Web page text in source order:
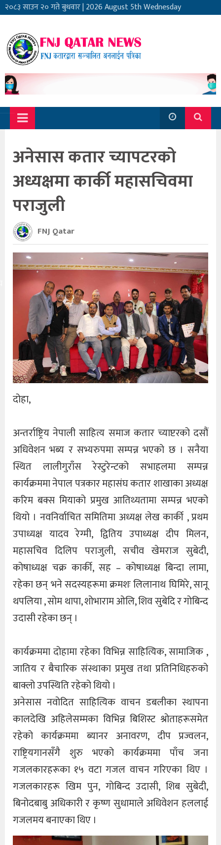
२०८३ साउन २० गते बुधवार|2026 August 5th Wednesday
अनेसास कतार च्यापटरको
अध्यक्षमा कार्की महासचिवमा
पराजुली
FNJ Qatar
दोहा,
अन्तर्राष्ट्रिय नेपाली साहित्य समाज कतार च्याप्टरको दसौं
अधिवेशन भब्य र सभ्यरुपमा सम्पन्न भएको छ । सनैया
स्थित लालीगुराँस रेस्टुरेन्टको सभाहलमा सम्पन्न
कार्यक्रममा नेपाल पत्रकार महासंघ कतार शाखाका अध्यक्ष
करिम बक्स मियाको प्रमुख आतिथ्यतामा सम्पन्न भएको
थियो । नवनिर्वाचित समितिमा अध्यक्ष लेख कार्की , प्रथम
उपाध्यक्ष यादव रेग्मी, द्वितिय उपाध्यक्ष दीप मिलन,
महासचिव दिलिप पराजुली, सचीव खेमराज सुबेदी,
कोषाध्यक्ष चक्र कार्की, सह – कोषाध्यक्ष बिन्दा लामा,
रहेका छन् भने सदस्यहरूमा क्रमशः लिलानाथ घिमिरे, सानू
थपलिया , सोम थापा, शोभाराम ओलि, शिव सुबेदि र गोबिन्द
उदासी रहेका छन् ।
कार्यक्रममा दोहामा रहेका विभिन्न साहित्यिक, सामाजिक ,
जातिय र बैचारिक संस्थाका प्रमुख तथा प्रतिनिधिहरुको
बाक्लो उपस्थिति रहेको थियो ।
अनेसास नवोदित साहित्यिक वाचन डबलीका स्थापना
कालदेखि अहिलेसम्मका विभिन्न बिशिस्ट श्रोताहरूसमेत
रहेको कार्यक्रममा ब्यानर अनावरण, दीप प्रज्वलन,
राष्ट्रियगानसँगै शुरु भएको कार्यक्रममा पाँच जना
गजलकारहरूका १५ वटा गजल वाचन गरिएका थिए ।
गजलकारहरू खिम पुन, गोबिन्द उदासी, शिब सुबेदी,
बिनोदबाबु अधिकारी र कृष्ण सुधामाले अधिवेशन हललाई
गजलमय बनाएका थिए ।